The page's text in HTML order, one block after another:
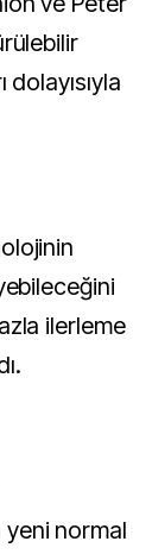
ilerleme
normal